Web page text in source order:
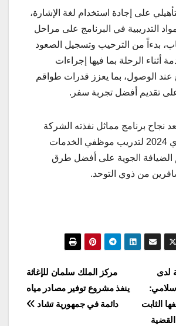
على إجادة استخدام لغة الإشارة،
التدريبية في البرنامج على مراحل
بدءاً من الترحيب وتسجيل الصعود
أثناء الرحلة بما فيها إجراءات
عند الوصول، بما يعزز قدرات طواقم
على تقديم أفضل تجربة سفر.
نجاح برنامج مماثل نفذته الشركة
بداية العام الجاري 2024 لتدريب موظفي الخدمات
الضيافة الجوية على أفضل طرق
من ذوي التوحد.
مركز الملك سلمان للإغاثة
ينفذ مشروع توفير مصادر مياه
دائمة في جمهورية تشاد
لدى
الثابت